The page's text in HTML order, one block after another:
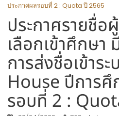
ประกาศผลรอบที่ 2 : Quota ปี 2565
ประกาศรายชื่อ
เลือกเข้าศึกษา
การส่งชื่อเข้าร
House ปีการ
รอบที่ 2 :